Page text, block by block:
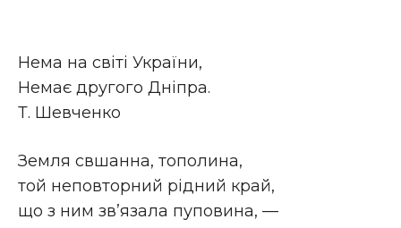
Нема на світі України,
Немає другого Дніпра.
Т. Шевченко
Земля свшанна, тополина,
той неповторний рідний край,
що з ним зв’язала пуповина, —